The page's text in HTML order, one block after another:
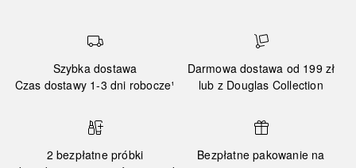
Szybka dostawa
Czas dostawy 1-3 dni robocze¹
Darmowa dostawa od 199 zł
lub z Douglas Collection
2 bezpłatne próbki
Bezpłatne pakowanie na